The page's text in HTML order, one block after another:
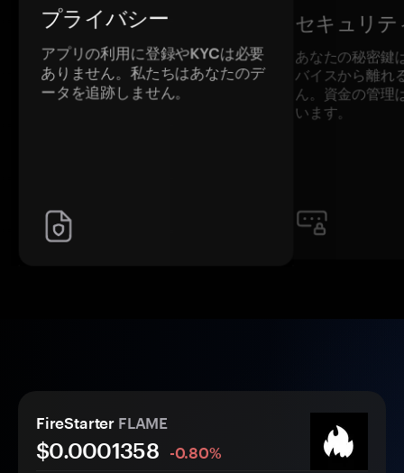
プライバシー
アプリの利用に登録やKYCは必要
ありません。私たちはあなたのデ
ータを追跡しません。
セキュリテ
あなたの秘密鍵
バイスから離れ
ん。資金の管理
います。
FireStarter FLAME
$0.0001358 -0.80%